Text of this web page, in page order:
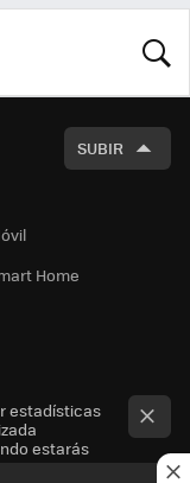
SUBIR
Home
estadísticas
estarás